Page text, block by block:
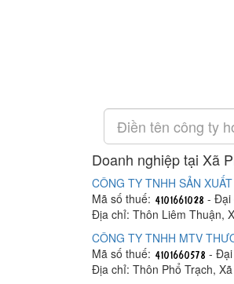
Doanh nghiệp tại Xã
CÔNG TY TNHH SẢN
Mã số thuế:
- Đại
Địa chỉ: Thôn Liêm Thuận,
CÔNG TY TNHH MTV
Mã số thuế:
- Đại
Địa chỉ: Thôn Phổ Trạch,